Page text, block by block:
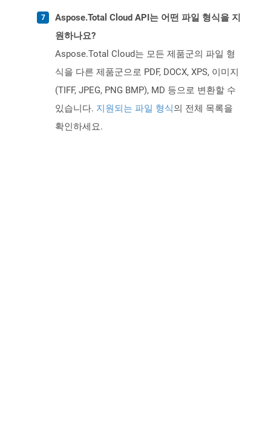
Aspose.Total Cloud API는 어떤 파일 형식을 지
원하나요?
Aspose.Total Cloud는 모든 제품군의 파일 형
식을 다른 제품군으로 PDF, DOCX, XPS, 이미지
(TIFF, JPEG, PNG BMP), MD 등으로 변환할 수
있습니다. 지원되는 파일 형식의 전체 목록을
확인하세요.